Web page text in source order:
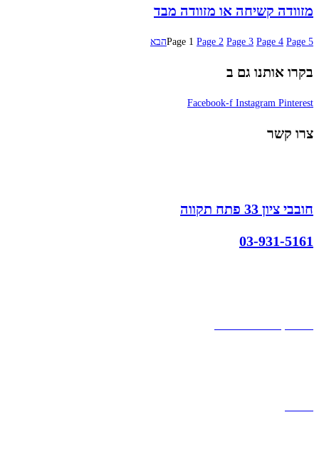
מזוודה קשיחה או מזוודה מבד
Page 1 Page 2 Page 3 Page 4 Page 5 הבא
בקרו אותנו גם ב
Facebook-f Instagram Pinterest
צרו קשר
חובבי ציון 33 פתח תקווה
03-931-5161